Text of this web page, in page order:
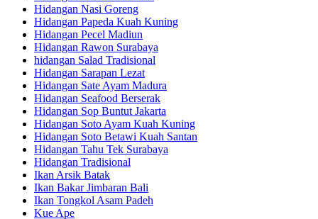
Hidangan Nasi Goreng
Hidangan Papeda Kuah Kuning
Hidangan Pecel Madiun
Hidangan Rawon Surabaya
hidangan Salad Tradisional
Hidangan Sarapan Lezat
Hidangan Sate Ayam Madura
Hidangan Seafood Berserak
Hidangan Sop Buntut Jakarta
Hidangan Soto Ayam Kuah Kuning
Hidangan Soto Betawi Kuah Santan
Hidangan Tahu Tek Surabaya
Hidangan Tradisional
Ikan Arsik Batak
Ikan Bakar Jimbaran Bali
Ikan Tongkol Asam Padeh
Kue Ape